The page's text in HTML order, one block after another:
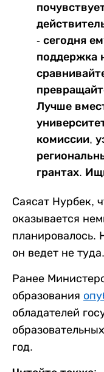
- сегодня
поддержка
Лучше
комиссии,
грантах.
Саясат Нурбек,
оказывается
планировалось.
он ведет не туда.
Ранее
образования
обладателей
год.